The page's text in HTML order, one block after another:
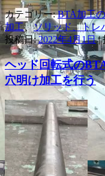
カテゴリー:BTA加工
加工、ソリッド、トレ
投稿日:2022年4月1日|
ヘッド回転式の
穴明け加工を行う